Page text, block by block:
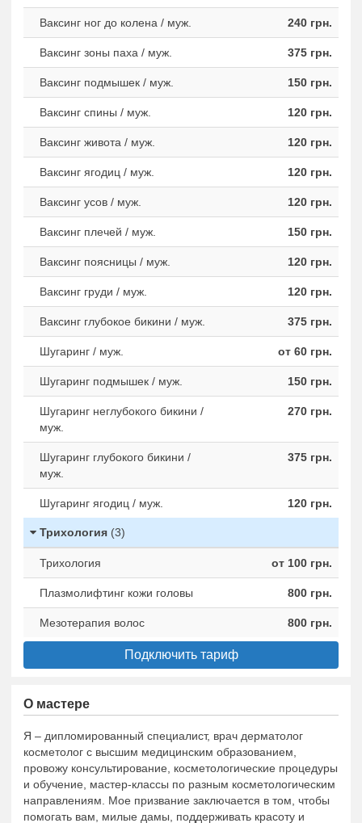
Ваксинг ног до колена / муж. 240 грн.
Ваксинг зоны паха / муж. 375 грн.
Ваксинг подмышек / муж. 150 грн.
Ваксинг спины / муж. 120 грн.
Ваксинг живота / муж. 120 грн.
Ваксинг ягодиц / муж. 120 грн.
Ваксинг усов / муж. 120 грн.
Ваксинг плечей / муж. 150 грн.
Ваксинг поясницы / муж. 120 грн.
Ваксинг груди / муж. 120 грн.
Ваксинг глубокое бикини / муж. 375 грн.
Шугаринг / муж. от 60 грн.
Шугаринг подмышек / муж. 150 грн.
Шугаринг неглубокого бикини /
муж.
270 грн.
Шугаринг глубокого бикини /
муж.
375 грн.
Шугаринг ягодиц / муж. 120 грн.
Трихология (3)
Трихология от 100 грн.
Плазмолифтинг кожи головы 800 грн.
Мезотерапия волос 800 грн.
Подключить тариф
О мастере
Я – дипломированный специалист, врач дерматолог
косметолог с высшим медицинским образованием,
провожу консультирование, косметологические процедуры
и обучение, мастер-классы по разным косметологическим
направлениям. Мое призвание заключается в том, чтобы
помогать вам, милые дамы, поддерживать красоту и